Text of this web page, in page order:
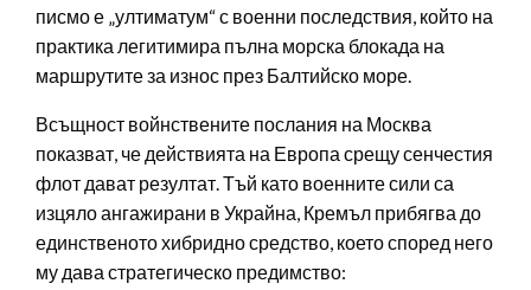
писмо е „ултиматум“ с военни последствия, който на
практика легитимира пълна морска блокада на
маршрутите за износ през Балтийско море.
Всъщност войнствените послания на Москва
показват, че действията на Европа срещу сенчестия
флот дават резултат. Тъй като военните сили са
изцяло ангажирани в Украйна, Кремъл прибягва до
единственото хибридно средство, което според него
му дава стратегическо предимство: